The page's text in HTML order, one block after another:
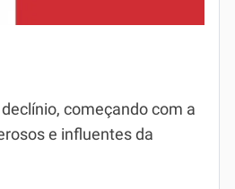
começando com a
e influentes da